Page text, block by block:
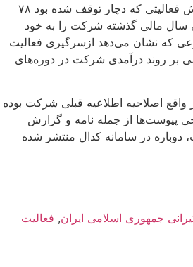
طبق اعلام «حکشتی»، بخش فعالیتی که دچار توقف شده بود ۷۸
سال مالی گذشته شرکت را به خود
که نشان می‌دهد ازسرگیری فعالیت
بر روند درآمدی شرکت در دوره‌های
اصلاحیه اطلاعیه قبلی شرکت بوده
پیوست‌ها از جمله نامه و گزارش
دوباره در سامانه کدال منتشر شده
جمهوری اسلامی ایران, فعالیت